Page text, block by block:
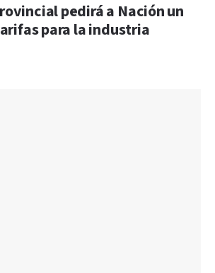
pedirá a Nación un
para la industria